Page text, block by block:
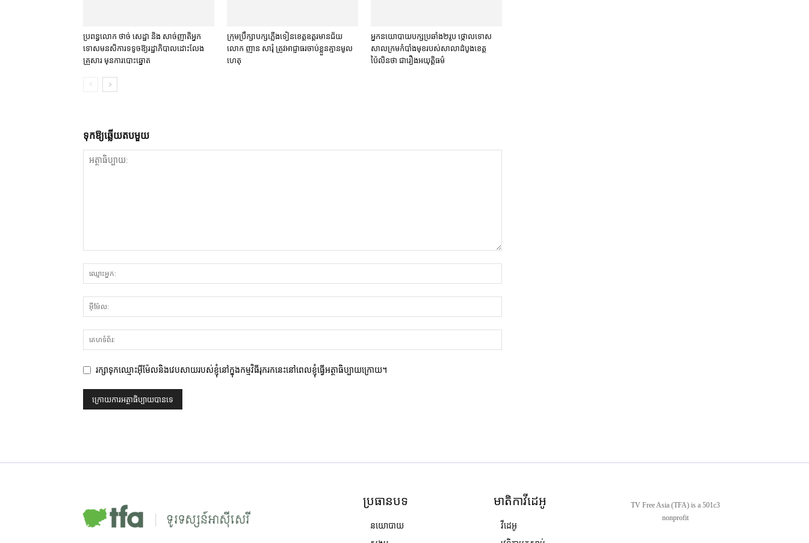
ប្រពន្ធ​លោក ថាច់ សេដ្ឋា និង សាច់ញាតិ​អ្នក
ទោស​មនសិការ​ទទូច​ឱ្យ​រដ្ឋាភិបាល​ដោះលែង​
គ្រួសារ មុន​ការបោះឆ្នោត
ក្រុមប្រឹក្សា​បក្ស​ភ្លើងទៀន​ខេត្ត​ឧត្ដរមានជ័យ
លោក ញាន សារុំ ត្រូវ​អាជ្ញាធរ​ចាប់ខ្លួន​គ្មាន​មូល
ហេតុ
អ្នកនយោបាយ​បក្ស​ប្រឆាំង​២​រូប ថ្កោលទោស​
សាលក្រម​កំបាំងមុខ​របស់​សាលាដំបូង​ខេត្ត​
ប៉ៃលិន​ថា ជា​រឿង​អយុត្តិធម៌
ទុក​ឱ្យ​ឆ្លើយ​តប​មួយ
រក្សាទុកឈ្មោះអ៊ីម៉ែលនិងវេបសាយរបស់ខ្ញុំនៅក្នុងកម្មវិធីរុករកនេះនៅពេលខ្ញុំធ្វើអត្ថាធិប្បាយក្រោយ។
ប្រធានបទ
នយោបាយ
មាតិកាវីដេអូ
វីដេអូ
TV Free Asia (TFA) is a 501c3
nonprofit